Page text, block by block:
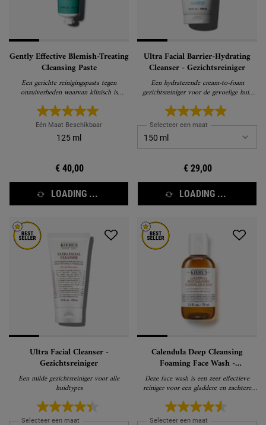
Gently Effective Blemish-Treating
Cleansing Paste
Een gerichte reinigingspasta tegen
onzuiverheden waarvan klinisch is
bewezen dat hij onzuiverheden
vermindert en voorkomt zonder de huid
uit te drogen.
Eén Maat Beschikbaar
125 ml
€ 40,00
LOADING ...
Ultra Facial Barrier-Hydrating
Cleanser - Gezichtsreiniger
Een hydraterende cream-to-foam
gezichtsreiniger voor de gevoelige huid
die onzuiverheden verwijdert zonder de
huid uit te drogen.
Selecteer een maat
€ 29,00
LOADING ...
Ultra Facial Cleanser -
Gezichtsreiniger
Een milde gezichtsreiniger voor alle
huidtypes
Selecteer een maat
Calendula Deep Cleansing
Foaming Face Wash -
Gezichtsreiniger
Deze face wash is een zeer effectieve
reiniger voor een gladdere en zachtere
huid
Selecteer een maat